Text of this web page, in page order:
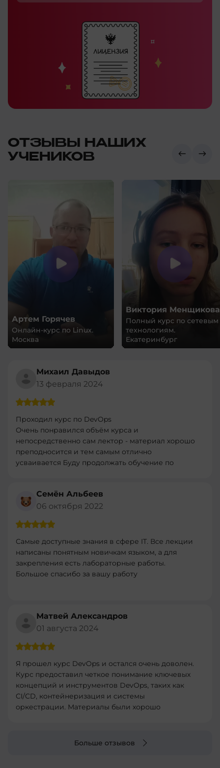
ОТЗЫВЫ НАШИХ
УЧЕНИКОВ
Артем Горячев
Онлайн-курс по Linux.
Москва
Виктория Менщикова
Полный курс по сетевым
технологиям.
Екатеринбург
Михаил Давыдов
13 февраля 2024
Проходил курс по DevOps
Очень понравился объём курса и
непосредственно сам лектор - материал хорошо
преподносится и тем самым отлично
усваивается Буду продолжать обучение по
Семён Альбеев
06 октября 2022
Самые доступные знания в сфере IT. Все лекции
написаны понятным новичкам языком, а для
закрепления есть лабораторные работы.
Большое спасибо за вашу работу
Матвей Александров
01 августа 2024
Я прошел курс DevOps и остался очень доволен.
Курс предоставил четкое понимание ключевых
концепций и инструментов DevOps, таких как
CI/CD, контейнеризация и системы
оркестрации. Материалы были хорошо
помогли закрепить теорию. Рекомендую этот
Больше отзывов